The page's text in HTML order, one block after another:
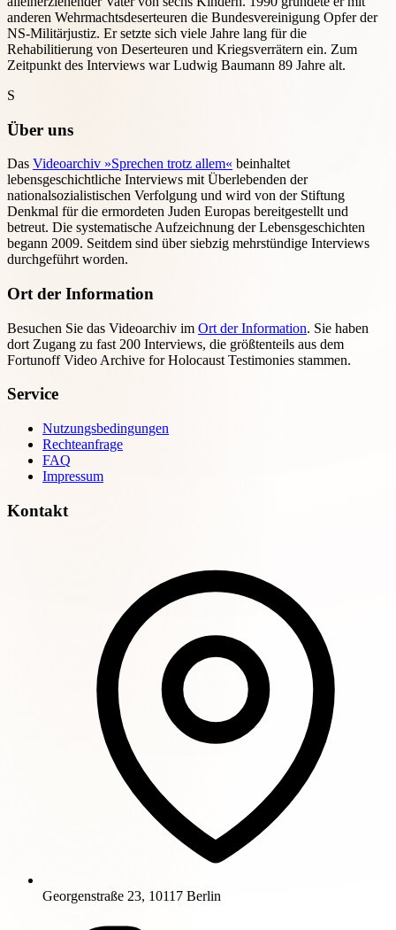
anderen Wehrmachtsdeserteuren die Bundesvereinigung Opfer der
NS-Militärjustiz. Er setzte sich viele Jahre lang für die
Rehabilitierung von Deserteuren und Kriegsverrätern ein. Zum
Zeitpunkt des Interviews war Ludwig Baumann 89 Jahre alt.
S
Über uns
Das Videoarchiv »Sprechen trotz allem« beinhaltet
lebensgeschichtliche Interviews mit Überlebenden der
nationalsozialistischen Verfolgung und wird von der Stiftung
Denkmal für die ermordeten Juden Europas bereitgestellt und
betreut. Die systematische Aufzeichnung der Lebensgeschichten
begann 2009. Seitdem sind über siebzig mehrstündige Interviews
durchgeführt worden.
Ort der Information
Besuchen Sie das Videoarchiv im Ort der Information. Sie haben
dort Zugang zu fast 200 Interviews, die größtenteils aus dem
Fortunoff Video Archive for Holocaust Testimonies stammen.
Service
Nutzungsbedingungen
Rechteanfrage
FAQ
Impressum
Kontakt
Georgenstraße 23, 10117 Berlin